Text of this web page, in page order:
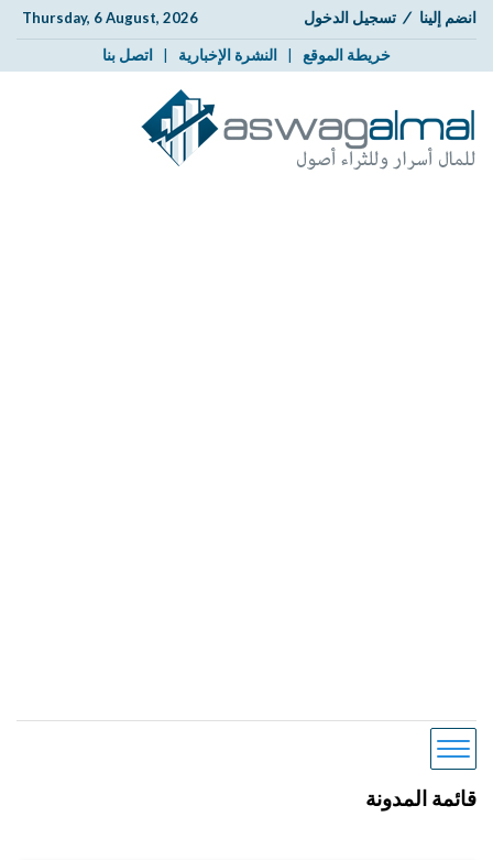
انضم إلينا / تسجيل الدخول Thursday, 6 August, 2026
خريطة الموقع | النشرة الإخبارية | اتصل بنا
قائمة المدونة